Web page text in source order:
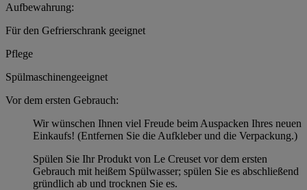
Aufbewahrung:
Für den Gefrierschrank geeignet
Pflege
Spülmaschinengeeignet
Vor dem ersten Gebrauch:
Wir wünschen Ihnen viel Freude beim Auspacken Ihres neuen
Einkaufs! (Entfernen Sie die Aufkleber und die Verpackung.)
Spülen Sie Ihr Produkt von Le Creuset vor dem ersten
Gebrauch mit heißem Spülwasser; spülen Sie es abschließend
gründlich ab und trocknen Sie es.